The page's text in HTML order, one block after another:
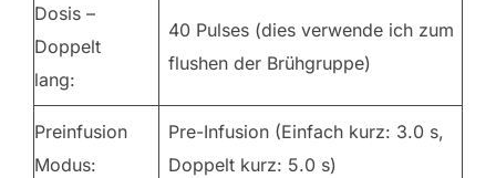
Dosis –
Doppelt
lang:
40 Pulses (dies verwende ich zum
flushen der Brühgruppe)
Preinfusion
Modus:
Pre-Infusion (Einfach kurz: 3.0 s,
Doppelt kurz: 5.0 s)